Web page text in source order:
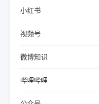
小红书
视频号
微博知识
哔哩哔哩